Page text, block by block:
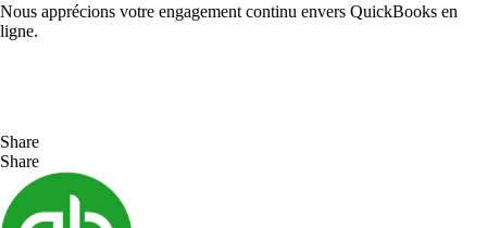
Nous apprécions votre engagement continu envers QuickBooks en
ligne.
Share
Share